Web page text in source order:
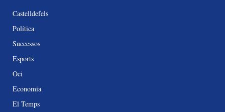
Castelldefels
Política
Successos
Esports
Oci
Economia
El Temps